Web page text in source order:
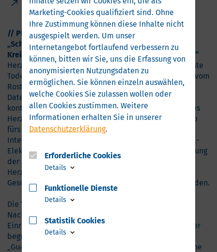
// Platz 1b. Preisträger: Guardio Health
„Schnelle Diagnose und Überwachung von Herz-
Kreislauf-Erkrankungen mit der guardio-Technologie“
Herz-Kreislauf-Erkrankungen sind weltweit die häufigste
Todesursache. Das Team um Dr.-Ing. Marian Haescher vom
Rostocker Fraunhofer-Institut für Graphische
Datenverarbeitung hat mit „Guardio Health“ eine
kontaktlose Methode geschaffen, um Erkrankungen des
Herzens erkennen zu können. Ihre Mehrkanal-EKG-App
fürs Smartphone transformiert mithilfe Künstlicher
Intelligenz die Bewegungen des Herzens in Mehrkanal-
Elektrokardiogramme (EKG). Ein EKG ist die Aufzeichnung
der Summe der elektrischen Aktivitäten aller
Herzmuskelfasern. Mit diesem können Aussagen zur
Gesundheit und Funktion eines Herzens getroffen werden.
Die Verwendung herkömmlicher EKG-Geräte ist mit
Nachteilen verbunden, wie der zeitaufwändigen
Einrichtung durch speziell geschultes Personal und der
begrenzten Verfügbarkeit der Geräte. Die EKG von
„Guardio Health“ können auf dem eigenen Smartphone
Marketing-Cookies qualifiziert sind. Ohne
Ihre Zustimmung können diese Inhalte nicht
ausgespielt werden. Um unser
Internetangebot fortlaufend verbessern zu
können, bitten wir Sie, uns die Erfassung von
anonymisierten Nutzungsdaten zu
ermöglichen. Sie können einzeln auswählen,
welche Cookies Sie zulassen wollen oder
allen Cookies zustimmen. Weitere
Informationen erhalten Sie in unserer
Datenschutzerklärung.
Erforderliche Cookies
Details
Funktionelle Dienste
Details
Statistik Cookies
Details